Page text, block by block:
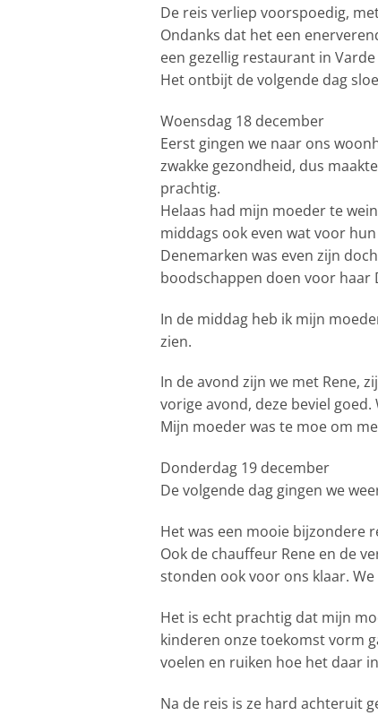
De reis verliep voorspoedig,
Ondanks dat het een
een gezellig restaurant in
Het ontbijt de volgende dag
Woensdag 18 december
Eerst gingen we naar ons
zwakke gezondheid, dus
prachtig.
Helaas had mijn moeder te
middags ook even wat voor
Denemarken was even zijn
boodschappen doen voor haar
In de middag heb ik mijn
zien.
In de avond zijn we met Rene,
vorige avond, deze beviel
Mijn moeder was te moe om
Donderdag 19 december
De volgende dag gingen we
Het was een mooie bijzondere
Ook de chauffeur Rene en de
stonden ook voor ons klaar.
Het is echt prachtig dat mijn
kinderen onze toekomst vorm
voelen en ruiken hoe het daar
Na de reis is ze hard achteruit